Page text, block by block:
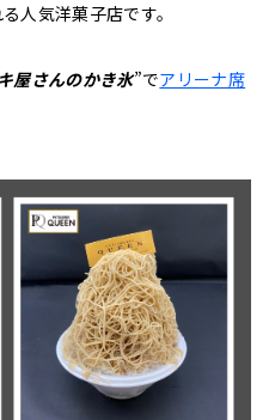
人気洋菓子店です。
屋さんのかき氷”でアリーナ席